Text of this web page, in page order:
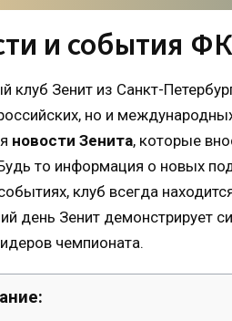
и события
клуб Зенит из Санкт-
но и
новости Зенита, которые
то информация о новых
клуб всегда
день Зенит демонстрирует
чемпионата.